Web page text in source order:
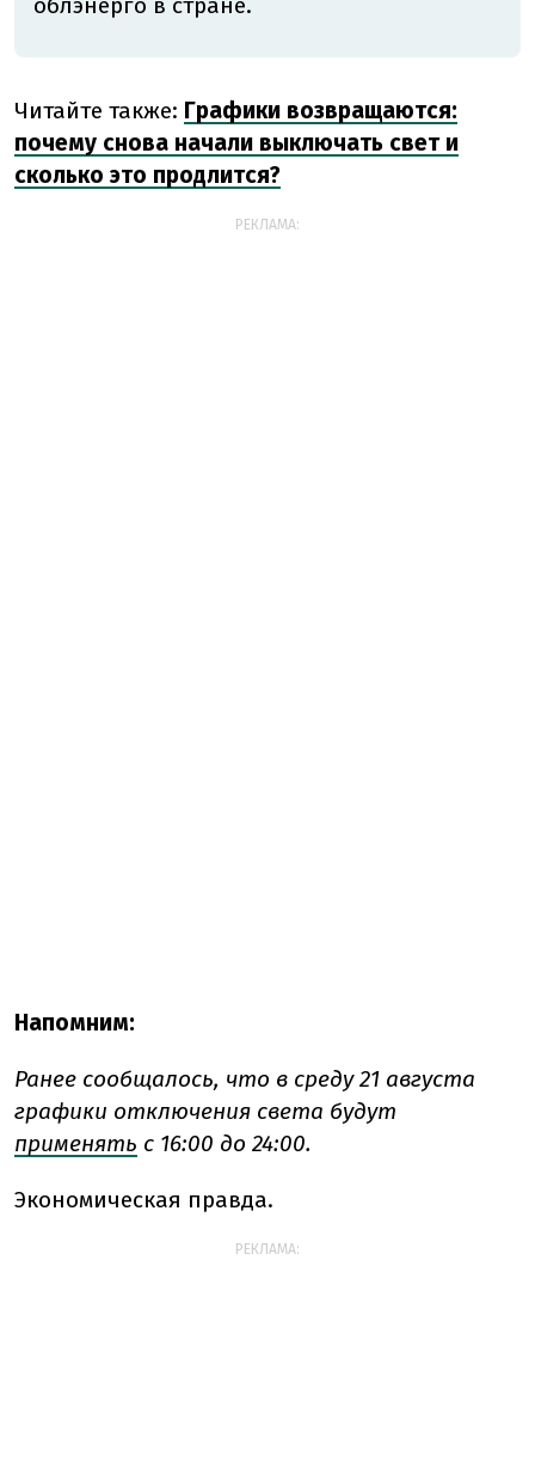
облэнерго в стране.
Читайте также: Графики возвращаются:
почему снова начали выключать свет и
сколько это продлится?
РЕКЛАМА:
Напомним:
Ранее сообщалось, что в среду 21 августа
графики отключения света будут
применять с 16:00 до 24:00.
Экономическая правда.
РЕКЛАМА: